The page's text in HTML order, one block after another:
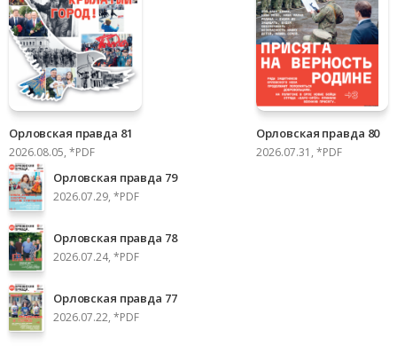
Орловская правда 81
2026.08.05, *PDF
Орловская правда 80
2026.07.31, *PDF
Орловская правда 79
2026.07.29, *PDF
Орловская правда 78
2026.07.24, *PDF
Орловская правда 77
2026.07.22, *PDF